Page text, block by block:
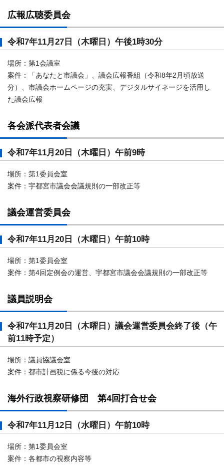
広報広聴委員会
令和7年11月27日（木曜日）午後1時30分
場所：第1会議室
案件：「あなたと市議会」、議会広報番組（令和8年2月頃放送
分）、市議会ホームページの充実、デジタルサイネージを活用し
た議会広報
各会派代表者会議
令和7年11月20日（木曜日）午前9時
場所：第1委員会室
案件：宇都宮市議会会議規則の一部改正等
議会運営委員会
令和7年11月20日（木曜日）午前10時
場所：第1委員会室
案件：第4回定例会の運営、宇都宮市議会会議規則の一部改正等
議員説明会
令和7年11月20日（木曜日）議会運営委員会終了後（午
前11時予定）
場所：議員協議会室
案件：都市計画税に係る今後の対応
海外行政視察研修団 第4回打合せ会
令和7年11月12日（水曜日）午前10時
場所：第1委員会室
案件：各都市の視察内容等